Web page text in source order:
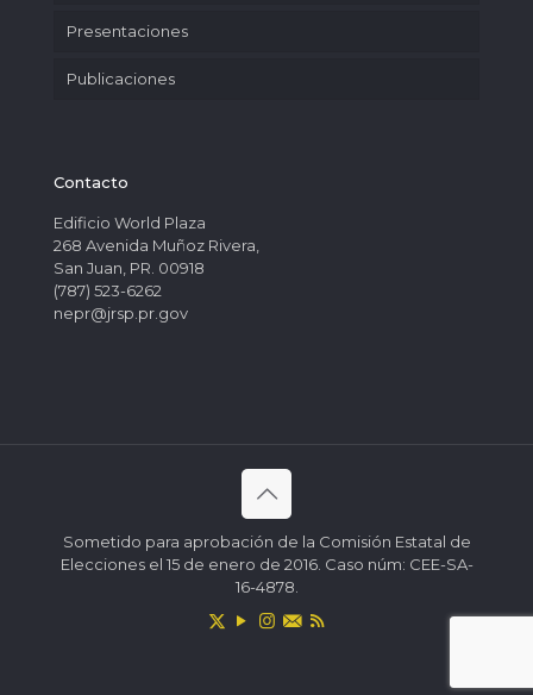
Presentaciones
Publicaciones
Contacto
Edificio World Plaza
268 Avenida Muñoz Rivera,
San Juan, PR. 00918
(787) 523-6262
nepr@jrsp.pr.gov
Sometido para aprobación de la Comisión Estatal de
Elecciones el 15 de enero de 2016. Caso núm: CEE-SA-
16-4878.